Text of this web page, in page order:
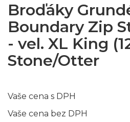
Broďáky
Boundary Zip
- vel. XL King
Stone/Otter
Vaše cena s DPH
Vaše cena bez DPH